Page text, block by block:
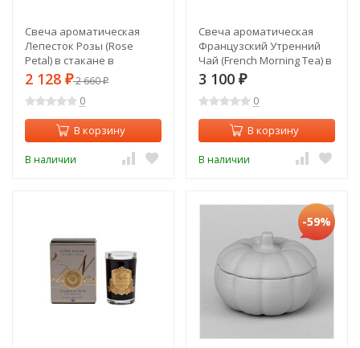
Свеча ароматическая
Лепесток Розы (Rose
Petal) в стакане в
упаковке 75 гр. (TT-
00013418)
2 128 ₽2 660₽
0
В корзину
В наличии
Свеча ароматическая
Французский Утренний
Чай (French Morning Tea) в
стакане в упак. 75 гр. (TT-
00013416)
3 100 ₽
0
В корзину
В наличии
-59%